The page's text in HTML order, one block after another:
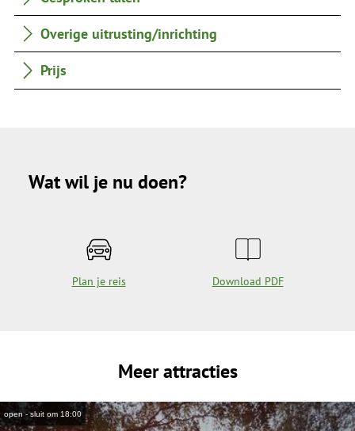
Overige uitrusting/inrichting
Prijs
Wat wil je nu doen?
Plan je reis Download PDF
Meer attracties
open - sluit om 18:00